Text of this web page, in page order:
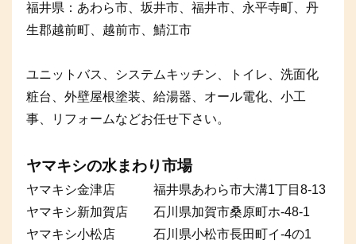
福井県：あわら市、坂井市、福井市、永平寺町、丹
生郡越前町、越前市、鯖江市
ユニットバス、システムキッチン、トイレ、洗面化
粧台、外壁屋根塗装、給湯器、オール電化、小工
事、リフォームなどお任せ下さい。
ヤマキシの水まわり市場
ヤマキシ金津店 福井県あわら市大溝1丁目8-13
ヤマキシ新加賀店 石川県加賀市桑原町ホ-48-1
ヤマキシ小松店 石川県小松市長田町イ-4の1